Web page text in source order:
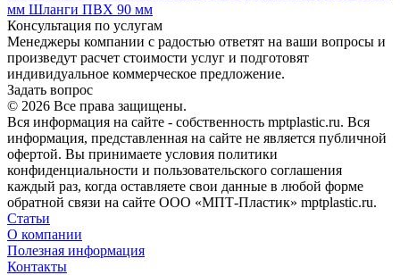
мм Шланги ПВХ 90 мм
Консультация по услугам
Менеджеры компании с радостью ответят на ваши вопросы и
произведут расчет стоимости услуг и подготовят
индивидуальное коммерческое предложение.
Задать вопрос
© 2026 Все права защищены.
Вся информация на сайте - собственность mptplastic.ru. Вся
информация, представленная на сайте не является публичной
офертой. Вы принимаете условия политики
конфиденциальности и пользовательского соглашения
каждый раз, когда оставляете свои данные в любой форме
обратной связи на сайте ООО «МПТ-Пластик» mptplastic.ru.
Статьи
О компании
Полезная информация
Контакты